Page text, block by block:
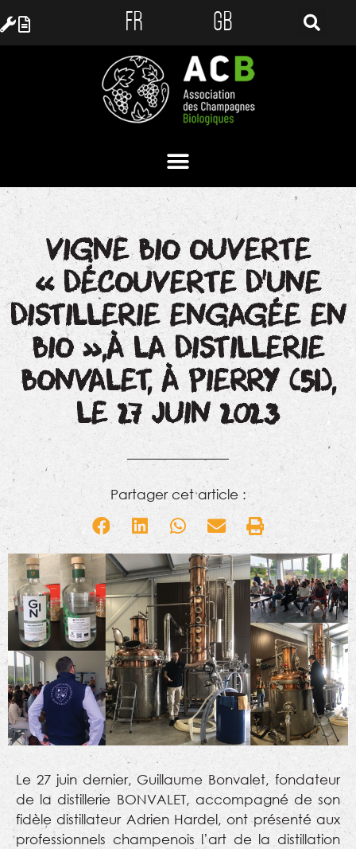
FR GB
VIGNE BIO OUVERTE
« DÉCOUVERTE D’UNE
DISTILLERIE ENGAGÉE EN
BIO »,À LA DISTILLERIE
BONVALET, À PIERRY (51),
LE 27 JUIN 2023
Partager cet article :
Le 27 juin dernier, Guillaume Bonvalet, fondateur
de la distillerie BONVALET, accompagné de son
fidèle distillateur Adrien Hardel, ont présenté aux
professionnels champenois l’art de la distillation